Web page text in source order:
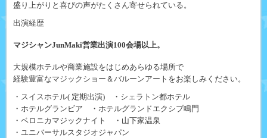
盛り上がりと喜びの声がたくさん寄せられている。
出演経歴
マジシャンJunMaki営業出演100会場以上。
大規模ホテルや商業施設をはじめあらゆる場所で
経験豊富なマジックショー＆バルーンアートをお楽しみください。
・スイスホテル( 定期出演) ・シェラトン都ホテル
・ホテルグランビア ・ホテルグランドエクシブ鳴門
・ベロニカマジックナイト ・山下家温泉
・ユニバーサルスタジオジャパン